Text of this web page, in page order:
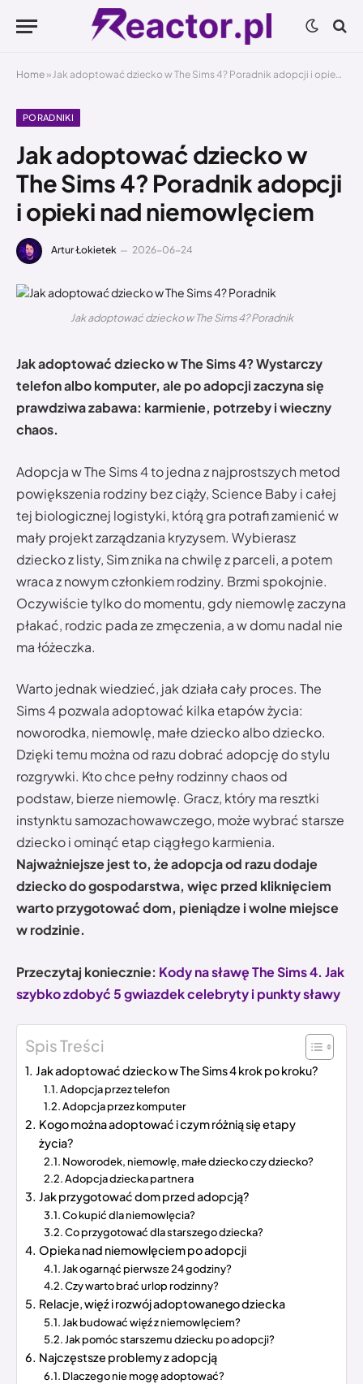
Home »Jak adoptować dziecko w The Sims 4? Poradnik adopcji i opieki nad niemowlęciem
PORADNIKI
Jak adoptować dziecko w
The Sims 4? Poradnik adopcji
i opieki nad niemowlęciem
Artur Łokietek 2026-06-24
Jak adoptować dziecko w The Sims 4? Poradnik
Jak adoptować dziecko w The Sims 4? Wystarczy
telefon albo komputer, ale po adopcji zaczyna się
prawdziwa zabawa: karmienie, potrzeby i wieczny
chaos.
Adopcja w The Sims 4 to jedna z najprostszych metod
powiększenia rodziny bez ciąży, Science Baby i całej
tej biologicznej logistyki, którą gra potrafi zamienić w
mały projekt zarządzania kryzysem. Wybierasz
dziecko z listy, Sim znika na chwilę z parceli, a potem
wraca z nowym członkiem rodziny. Brzmi spokojnie.
Oczywiście tylko do momentu, gdy niemowlę zaczyna
płakać, rodzic pada ze zmęczenia, a w domu nadal nie
ma łóżeczka.
Warto jednak wiedzieć, jak działa cały proces. The
Sims 4 pozwala adoptować kilka etapów życia:
noworodka, niemowlę, małe dziecko albo dziecko.
Dzięki temu można od razu dobrać adopcję do stylu
rozgrywki. Kto chce pełny rodzinny chaos od
podstaw, bierze niemowlę. Gracz, który ma resztki
instynktu samozachowawczego, może wybrać starsze
dziecko i ominąć etap ciągłego karmienia.
Najważniejsze jest to, że adopcja od razu dodaje
dziecko do gospodarstwa, więc przed kliknięciem
warto przygotować dom, pieniądze i wolne miejsce
w rodzinie.
Przeczytaj koniecznie: Kody na sławę The Sims 4. Jak
szybko zdobyć 5 gwiazdek celebryty i punkty sławy
Spis Treści
Jak adoptować dziecko w The Sims 4 krok po kroku?
Adopcja przez telefon
Adopcja przez komputer
Kogo można adoptować i czym różnią się etapy
życia?
Noworodek, niemowlę, małe dziecko czy dziecko?
Adopcja dziecka partnera
Jak przygotować dom przed adopcją?
Co kupić dla niemowlęcia?
Co przygotować dla starszego dziecka?
Opieka nad niemowlęciem po adopcji
Jak ogarnąć pierwsze 24 godziny?
Czy warto brać urlop rodzinny?
Relacje, więź i rozwój adoptowanego dziecka
Jak budować więź z niemowlęciem?
Jak pomóc starszemu dziecku po adopcji?
Najczęstsze problemy z adopcją
Dlaczego nie mogę adoptować?